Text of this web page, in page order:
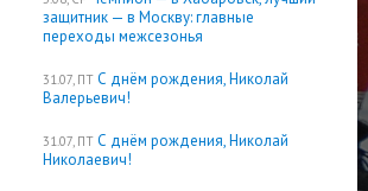
защитник — в Москву: главные
переходы межсезонья
31.07, ПТ С днём рождения, Николай
Валерьевич!
31.07, ПТ С днём рождения, Николай
Николаевич!